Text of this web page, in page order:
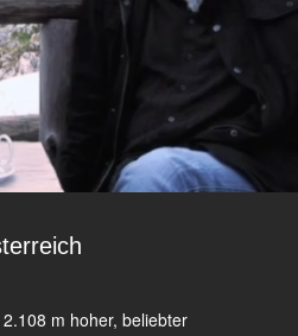
m hoher, beliebter